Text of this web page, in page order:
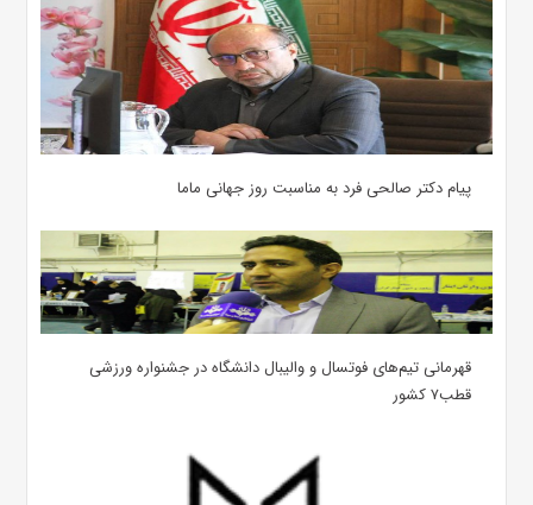
پیام دکتر صالحی فرد به مناسبت روز جهانی ماما
قهرمانی تیم‌های فوتسال و والیبال دانشگاه در جشنواره ورزشی
قطب۷ کشور